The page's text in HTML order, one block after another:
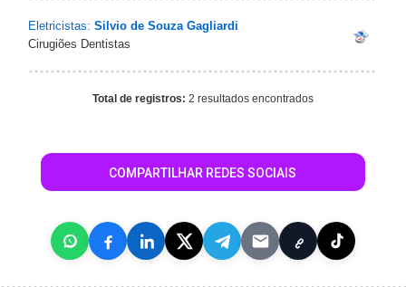
Eletricistas: Silvio de Souza Gagliardi
Cirugiões Dentistas
Total de registros: 2 resultados encontrados
COMPARTILHAR REDES SOCIAIS